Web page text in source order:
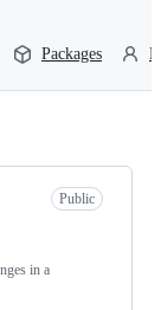
Packages
Public
in a